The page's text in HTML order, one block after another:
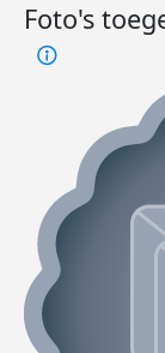
Foto's